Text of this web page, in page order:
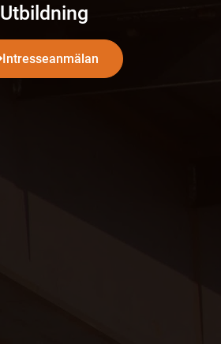
Utbildning
Intresseanmälan